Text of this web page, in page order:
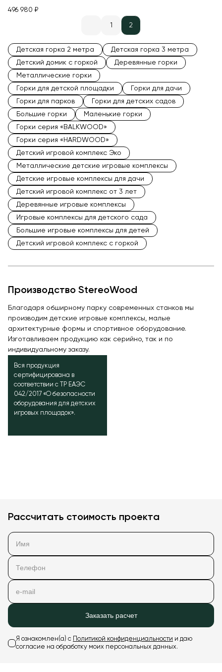
496 980 ₽
1 2
Детская горка 2 метра
Детская горка 3 метра
Детский домик с горкой
Деревянные горки
Металлические горки
Горки для детской площадки
Горки для дачи
Горки для парков
Горки для детских садов
Большие горки
Маленькие горки
Горки серия «BALKWOOD»
Горки серия «HARDWOOD»
Детский игровой комплекс Эко
Металлические детские игровые комплексы
Детские игровые комплексы для дачи
Детский игровой комплекс от 3 лет
Деревянные игровые комплексы
Игровые комплексы для детского сада
Большие игровые комплексы для детей
Детский игровой комплекс с горкой
Производство StereoWood
Благодаря обширному парку современных станков мы
производим детские игровые комплексы, малые
архитектурные формы и спортивное оборудование.
Изготавливаем продукцию как серийно, так и по
индивидуальному заказу.
Вся продукция
сертифицирована в
соответствии с ТР ЕАЭС
042/2017 «О безопасности
оборудования для детских
игровых площадок».
Рассчитать стоимость проекта
Заказать расчет
Я ознакомлен(а) с Политикой конфиденциальности и даю
согласие на обработку моих персональных данных.